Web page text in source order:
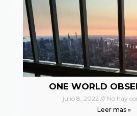
ONE WORLD
julio 8, 2022
No hay
Leer mas »